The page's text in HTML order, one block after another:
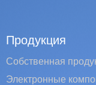
Продукция
Собственная
Электронные